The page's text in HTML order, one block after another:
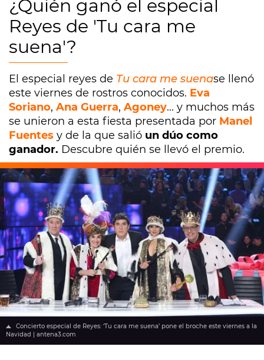
¿Quién ganó el especial
Reyes de 'Tu cara me
suena'?
El especial reyes de Tu cara me suenase llenó
este viernes de rostros conocidos. Eva
Soriano, Ana Guerra, Agoney... y muchos más
se unieron a esta fiesta presentada por Manel
Fuentes y de la que salió un dúo como
ganador. Descubre quién se llevó el premio.
Concierto especial de Reyes: ‘Tu cara me suena’ pone el broche este viernes a la
Navidad | antena3.com